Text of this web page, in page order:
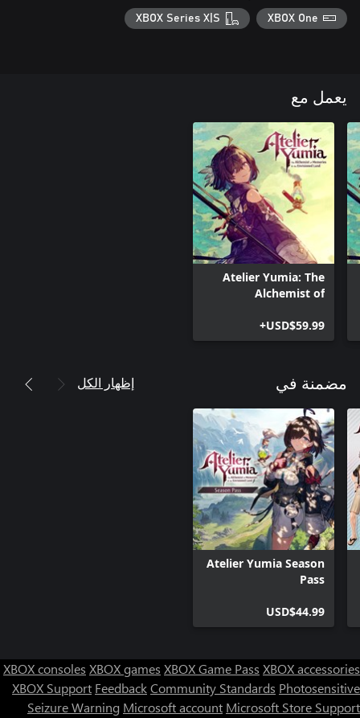
XBOX One
XBOX Series X|S
يعمل مع
Atelier Yumia: The
Alchemist of
Envisioned Land
(Xbox One)
USD$59.99+
مضمنة في إظهار الكل
Atelier Yumia Season
Pass
USD$44.99
XBOX consoles XBOX games XBOX Game Pass XBOX accessories
XBOX Support FeedbackCommunity Standards Photosensitive
Seizure Warning Microsoft account Microsoft Store Support